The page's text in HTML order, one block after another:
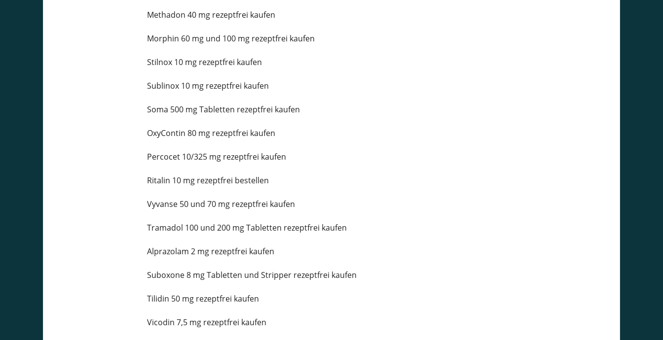
Methadon 40 mg rezeptfrei kaufen
Morphin 60 mg und 100 mg rezeptfrei kaufen
Stilnox 10 mg rezeptfrei kaufen
Sublinox 10 mg rezeptfrei kaufen
Soma 500 mg Tabletten rezeptfrei kaufen
OxyContin 80 mg rezeptfrei kaufen
Percocet 10/325 mg rezeptfrei kaufen
Ritalin 10 mg rezeptfrei bestellen
Vyvanse 50 und 70 mg rezeptfrei kaufen
Tramadol 100 und 200 mg Tabletten rezeptfrei kaufen
Alprazolam 2 mg rezeptfrei kaufen
Suboxone 8 mg Tabletten und Stripper rezeptfrei kaufen
Tilidin 50 mg rezeptfrei kaufen
Vicodin 7,5 mg rezeptfrei kaufen